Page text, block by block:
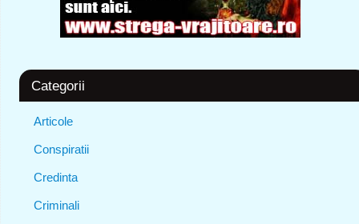
Categorii
Articole
Conspiratii
Credinta
Criminali